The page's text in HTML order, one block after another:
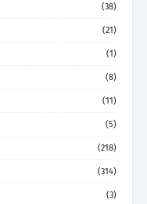
(38)
(21)
(1)
(8)
(11)
(5)
(218)
(314)
(3)